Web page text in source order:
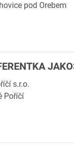
pod Orebem
s.r.o.
Poříčí